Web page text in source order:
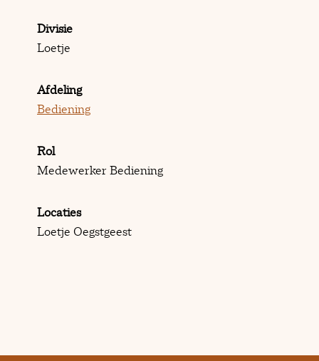
Divisie
Loetje
Afdeling
Bediening
Rol
Medewerker Bediening
Locaties
Loetje Oegstgeest